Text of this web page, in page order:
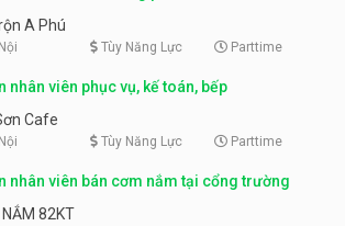
A Phú
Tùy Năng Lực Parttime
nhân viên phục vụ, kế toán, bếp
Cafe
Tùy Năng Lực Parttime
nhân viên bán cơm nắm tại cổng trường
82KT